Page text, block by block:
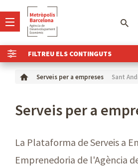
FILTREU ELS CONTINGUTS
Serveis per a empreses Sant
Serveis per a
La Plataforma de Serveis a
Emprenedoria de l'Agència